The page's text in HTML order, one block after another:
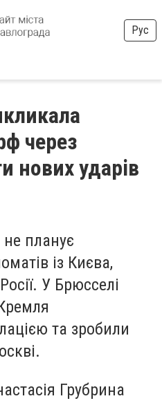
Рус
через
нових ударів
планує
із Києва,
У Брюсселі
та зробили
Грубрина